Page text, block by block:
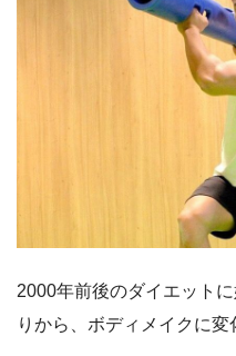
2000年前後のダイエット
りから、ボディメイクに変